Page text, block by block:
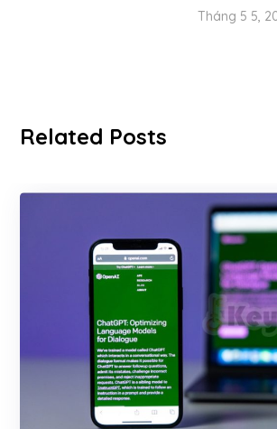
Tháng 5 5,
Related Posts